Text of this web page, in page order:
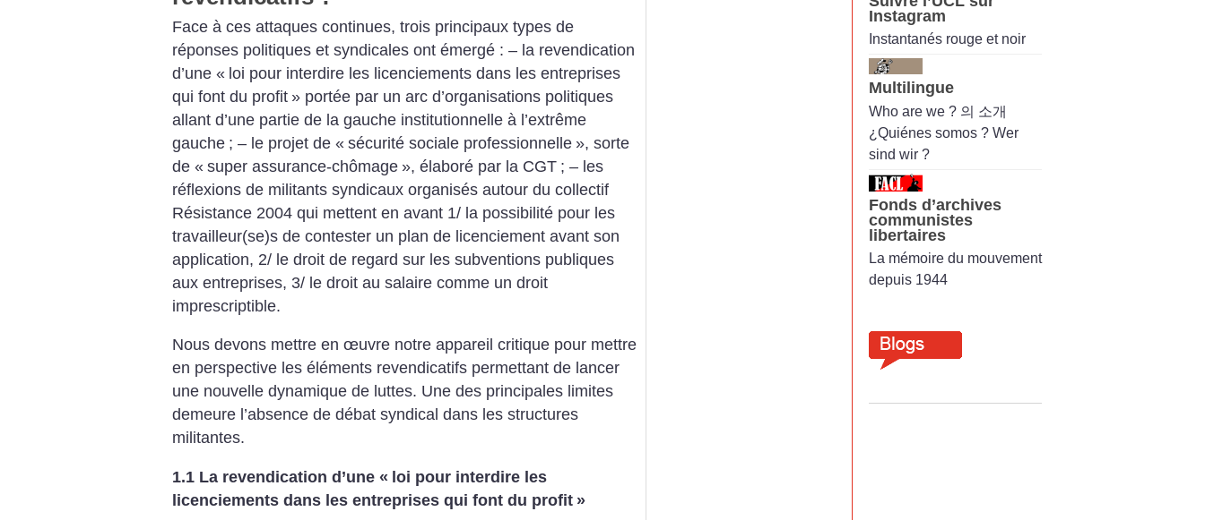
Face à ces attaques continues, trois principaux types de
réponses politiques et syndicales ont émergé : – la revendication
d’une « loi pour interdire les licenciements dans les entreprises
qui font du profit » portée par un arc d’organisations politiques
allant d’une partie de la gauche institutionnelle à l’extrême
gauche ; – le projet de « sécurité sociale professionnelle », sorte
de « super assurance-chômage », élaboré par la CGT ; – les
réflexions de militants syndicaux organisés autour du collectif
Résistance 2004 qui mettent en avant 1/ la possibilité pour les
travailleur(se)s de contester un plan de licenciement avant son
application, 2/ le droit de regard sur les subventions publiques
aux entreprises, 3/ le droit au salaire comme un droit
imprescriptible.
Nous devons mettre en œuvre notre appareil critique pour mettre
en perspective les éléments revendicatifs permettant de lancer
une nouvelle dynamique de luttes. Une des principales limites
demeure l’absence de débat syndical dans les structures
militantes.
1.1 La revendication d’une « loi pour interdire les
licenciements dans les entreprises qui font du profit »
Instagram
Instantanés rouge et noir
Multilingue
Who are we ? 의 소개
¿Quiénes somos ? Wer
sind wir ?
Fonds d’archives
communistes
libertaires
La mémoire du mouvement
depuis 1944